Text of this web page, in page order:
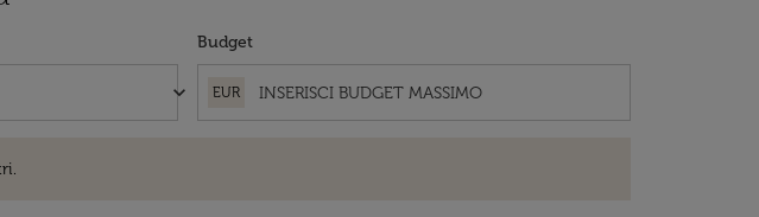
keyboard_arrow_down
Budget
EUR